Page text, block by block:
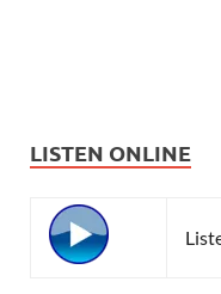
LISTEN ONLINE